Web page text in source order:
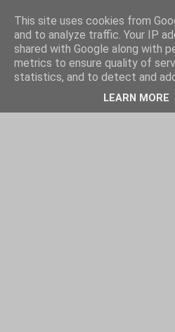
This site uses cookies from
and to analyze traffic. Your IP
shared with Google along with
metrics to ensure quality of
statistics, and to detect and
LEARN MORE